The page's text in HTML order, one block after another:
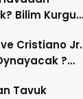
Bilim Kurgu
Cristiano Jr.
?
? Tavuk